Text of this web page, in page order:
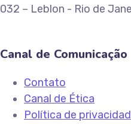
032 – Leblon - Rio de
Canal de Comunicação
Contato
Canal de Ética
Política de